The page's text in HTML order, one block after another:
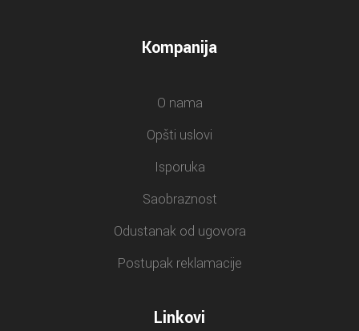
Kompanija
O nama
Opšti uslovi
Isporuka
Saobraznost
Odustanak od ugovora
Postupak reklamacije
Linkovi